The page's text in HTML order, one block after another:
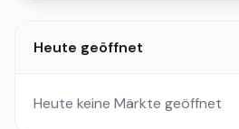
Heute geöffnet
Heute keine Märkte geöffnet